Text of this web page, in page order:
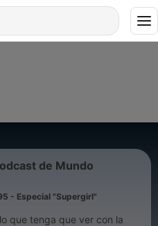
de Mundo
- Especial "Supergirl"
que tenga que ver con la